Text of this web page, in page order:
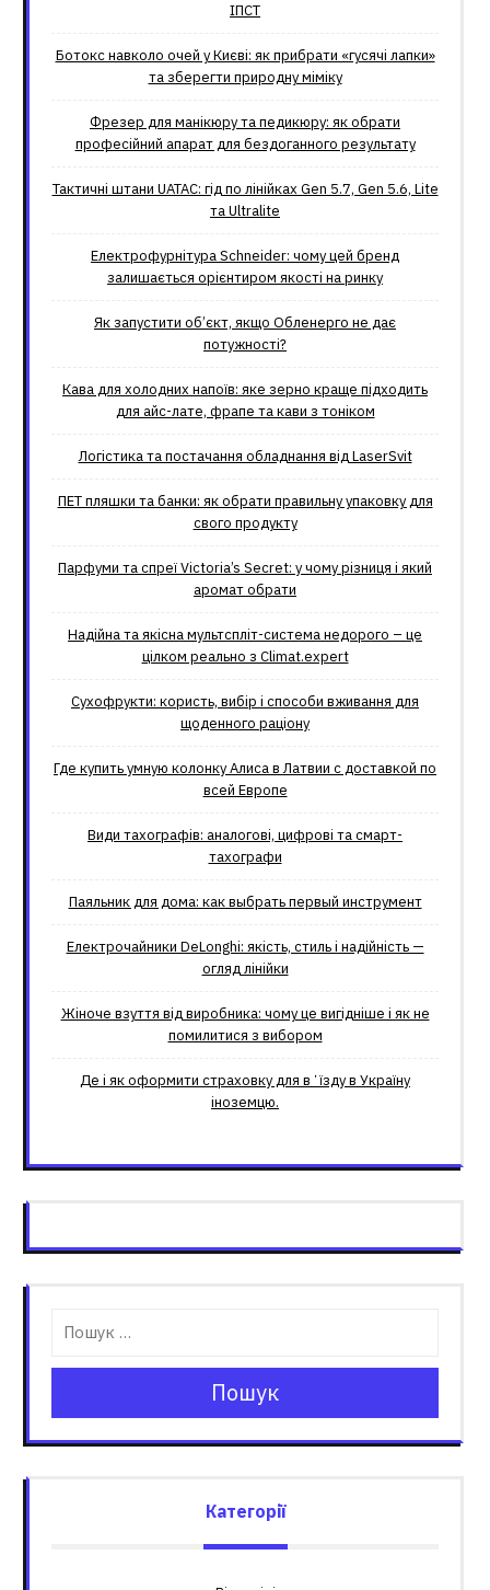
ІПСТ
Ботокс навколо очей у Києві: як прибрати «гусячі лапки»
та зберегти природну міміку
Фрезер для манікюру та педикюру: як обрати
професійний апарат для бездоганного результату
Тактичні штани UATAC: гід по лінійках Gen 5.7, Gen 5.6, Lite
та Ultralite
Електрофурнітура Schneider: чому цей бренд
залишається орієнтиром якості на ринку
Як запустити об’єкт, якщо Обленерго не дає
потужності?
Кава для холодних напоїв: яке зерно краще підходить
для айс-лате, фрапе та кави з тоніком
Логістика та постачання обладнання від LaserSvit
ПЕТ пляшки та банки: як обрати правильну упаковку для
свого продукту
Парфуми та спреї Victoria’s Secret: у чому різниця і який
аромат обрати
Надійна та якісна мультспліт-система недорого – це
цілком реально з Climat.еxpert
Сухофрукти: користь, вибір і способи вживання для
щоденного раціону
Где купить умную колонку Алиса в Латвии с доставкой по
всей Европе
Види тахографів: аналогові, цифрові та смарт-
тахографи
Паяльник для дома: как выбрать первый инструмент
Електрочайники DeLonghi: якість, стиль і надійність —
огляд лінійки
Жіноче взуття від виробника: чому це вигідніше і як не
помилитися з вибором
Де і як оформити страховку для вʼїзду в Україну
іноземцю.
Пошук
Категорії